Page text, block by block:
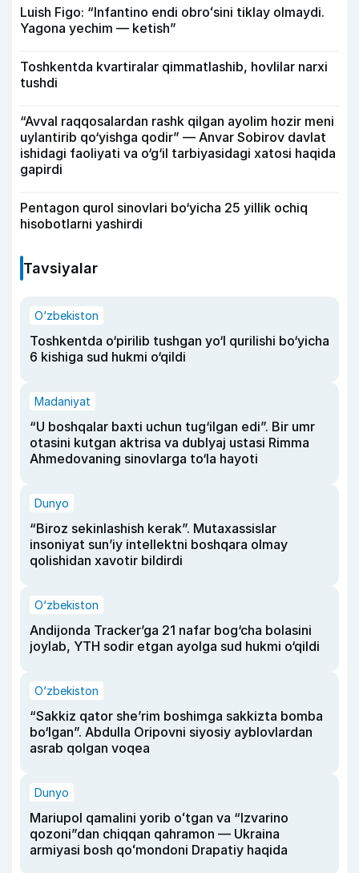
Luish Figo: “Infantino endi obroʻsini tiklay olmaydi.
Yagona yechim — ketish”
Toshkentda kvartiralar qimmatlashib, hovlilar narxi
tushdi
“Avval raqqosalardan rashk qilgan ayolim hozir meni
uylantirib qo‘yishga qodir” — Anvar Sobirov davlat
ishidagi faoliyati va o‘g‘il tarbiyasidagi xatosi haqida
gapirdi
Pentagon qurol sinovlari bo‘yicha 25 yillik ochiq
hisobotlarni yashirdi
Tavsiyalar
O‘zbekiston
Toshkentda o‘pirilib tushgan yo‘l qurilishi bo‘yicha
6 kishiga sud hukmi o‘qildi
Madaniyat
“U boshqalar baxti uchun tug‘ilgan edi”. Bir umr
otasini kutgan aktrisa va dublyaj ustasi Rimma
Ahmedovaning sinovlarga to‘la hayoti
Dunyo
“Biroz sekinlashish kerak”. Mutaxassislar
insoniyat sun’iy intellektni boshqara olmay
qolishidan xavotir bildirdi
O‘zbekiston
Andijonda Tracker’ga 21 nafar bog‘cha bolasini
joylab, YTH sodir etgan ayolga sud hukmi o‘qildi
O‘zbekiston
“Sakkiz qator she’rim boshimga sakkizta bomba
bo‘lgan”. Abdulla Oripovni siyosiy ayblovlardan
asrab qolgan voqea
Dunyo
Mariupol qamalini yorib oʻtgan va “Izvarino
qozoni”dan chiqqan qahramon — Ukraina
armiyasi bosh qoʻmondoni Drapatiy haqida